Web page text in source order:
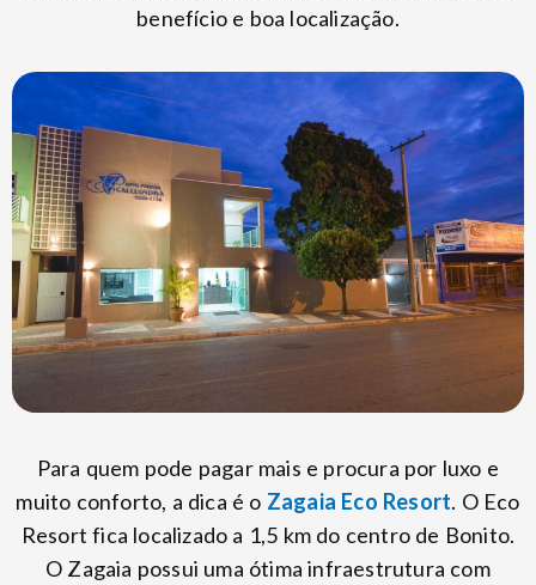
benefício e boa localização.
Para quem pode pagar mais e procura por luxo e
muito conforto, a dica é o Zagaia Eco Resort. O Eco
Resort fica localizado a 1,5 km do centro de Bonito.
O Zagaia possui uma ótima infraestrutura com